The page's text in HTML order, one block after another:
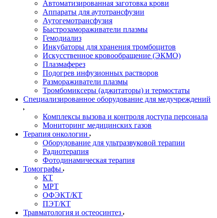
Автоматизированная заготовка крови
Аппараты для аутотрансфузии
Аутогемотрансфузия
Быстрозамораживатели плазмы
Гемодиализ
Инкубаторы для хранения тромбоцитов
Искусственное кровообращение (ЭКМО)
Плазмаферез
Подогрев инфузионных растворов
Размораживатели плазмы
Тромбомиксеры (аджитаторы) и термостаты
Специализированное оборудование для медучреждений
Комплексы вызова и контроля доступа персонала
Мониторинг медицинских газов
Терапия онкологии
Оборудование для ультразвуковой терапии
Радиотерапия
Фотодинамическая терапия
Томографы
КТ
МРТ
ОФЭКТ/КТ
ПЭТ/КТ
Травматология и остеосинтез